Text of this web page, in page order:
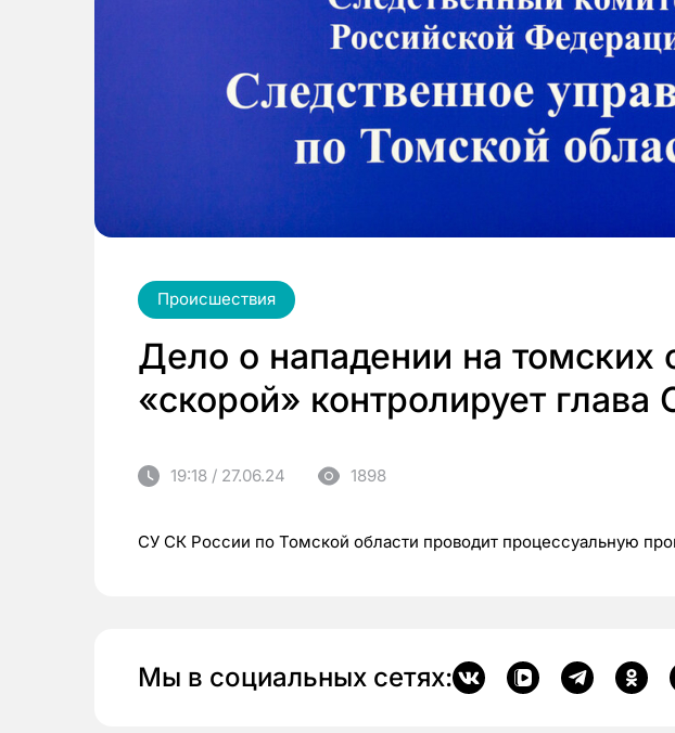
Происшествия
Дело о нападении на томских
«скорой» контролирует глава
19:18 / 27.06.24 1898
СУ СК России по Томской области проводит процессуальную
Мы в социальных сетях: